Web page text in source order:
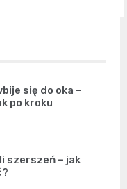
się do oka –
po kroku
szerszeń – jak